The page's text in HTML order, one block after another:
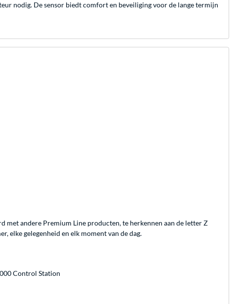
nodig. De sensor biedt comfort en beveiliging voor de lange termijn
met andere Premium Line producten, te herkennen aan de letter Z
elke gelegenheid en elk moment van de dag.
Control Station